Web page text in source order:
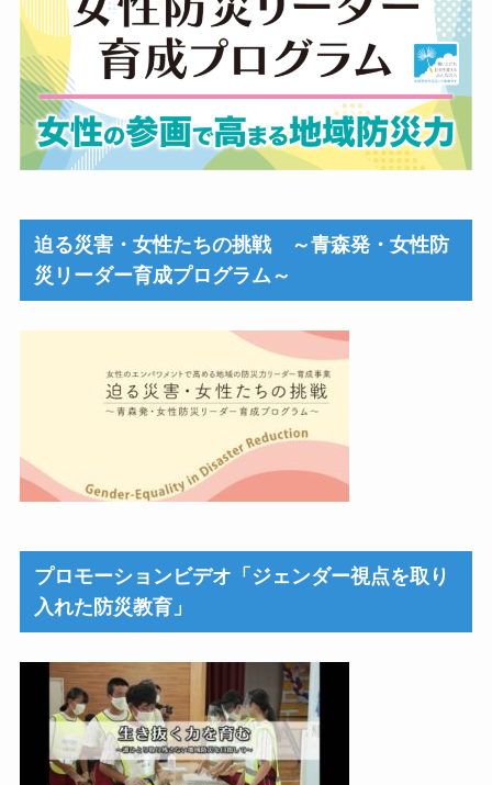
迫る災害・女性たちの挑戦 ～青森発・女性防
災リーダー育成プログラム～
プロモーションビデオ「ジェンダー視点を取り
入れた防災教育」